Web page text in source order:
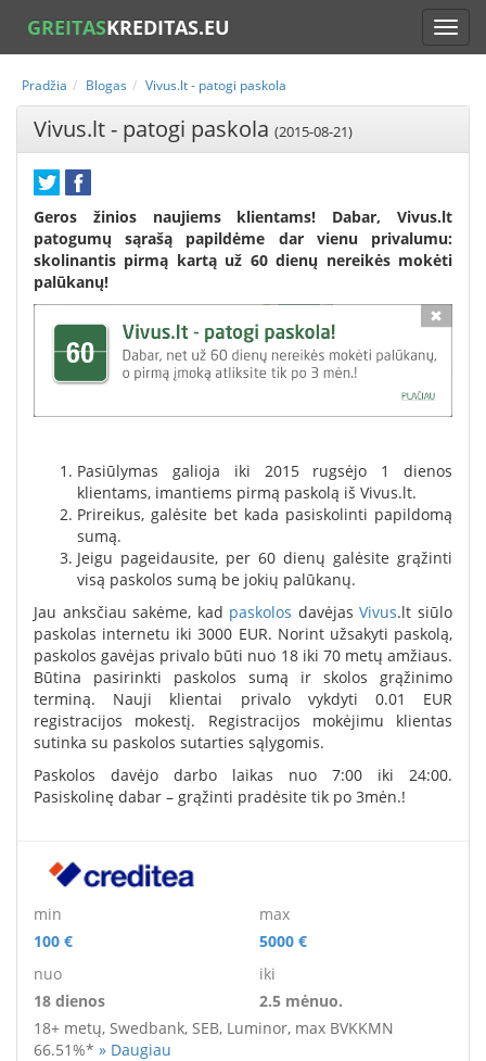
GREITASKREDITAS.EU
Pradžia Blogas Vivus.lt - patogi paskola
Vivus.lt - patogi paskola (2015-08-21)
Geros žinios naujiems klientams! Dabar, Vivus.lt
patogumų sąrašą papildėme dar vienu privalumu:
skolinantis pirmą kartą už 60 dienų nereikės mokėti
palūkanų!
Pasiūlymas galioja iki 2015 rugsėjo 1 dienos
klientams, imantiems pirmą paskolą iš Vivus.lt.
Prireikus, galėsite bet kada pasiskolinti papildomą
sumą.
Jeigu pageidausite, per 60 dienų galėsite grąžinti
visą paskolos sumą be jokių palūkanų.
Jau anksčiau sakėme, kad paskolos davėjasVivus.lt siūlo
paskolas internetu iki 3000 EUR. Norint užsakyti paskolą,
paskolos gavėjas privalo būti nuo 18 iki 70 metų amžiaus.
Būtina pasirinkti paskolos sumą ir skolos grąžinimo
terminą. Nauji klientai privalo vykdyti 0.01 EUR
registracijos mokestį. Registracijos mokėjimu klientas
sutinka su paskolos sutarties sąlygomis.
Paskolos davėjo darbo laikas nuo 7:00 iki 24:00.
Pasiskolinę dabar – grąžinti pradėsite tik po 3mėn.!
min
100 €
max
5000 €
nuo
18 dienos
iki
2.5 mėnuo.
18+ metų, Swedbank, SEB, Luminor, max BVKKMN
66.51%* » Daugiau